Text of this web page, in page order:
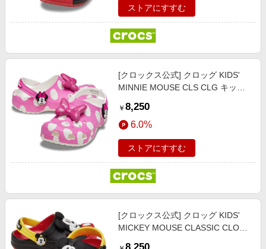
ストアにすすむ
[クロックス公式] クロッグ KIDS'
MINNIE MOUSE CLS CLG キッ
【18～21cm】ミニーマウス / クラ
シック クロッグ
￥ 8,250
6.0%
ストアにすすむ
[クロックス公式] クロッグ KIDS'
MICKEY MOUSE CLASSIC CLOG